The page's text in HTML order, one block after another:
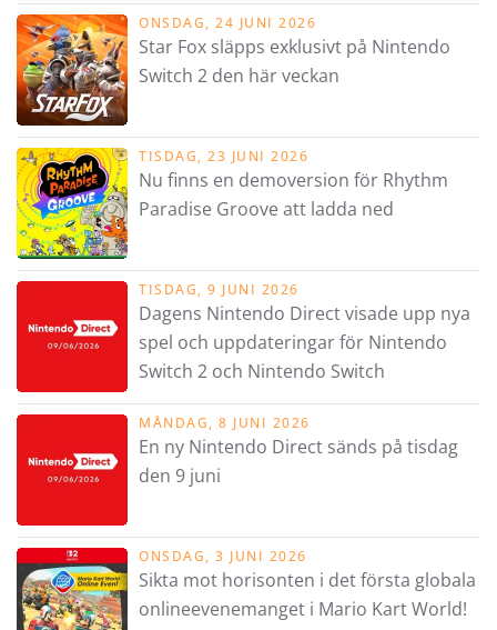
ONSDAG, 24 JUNI 2026
Star Fox släpps exklusivt på Nintendo
Switch 2 den här veckan
TISDAG, 23 JUNI 2026
Nu finns en demoversion för Rhythm
Paradise Groove att ladda ned
TISDAG, 9 JUNI 2026
Dagens Nintendo Direct visade upp nya
spel och uppdateringar för Nintendo
Switch 2 och Nintendo Switch
MÅNDAG, 8 JUNI 2026
En ny Nintendo Direct sänds på tisdag
den 9 juni
ONSDAG, 3 JUNI 2026
Sikta mot horisonten i det första globala
onlineevenemanget i Mario Kart World!